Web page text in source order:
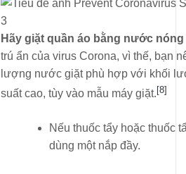
3
Hãy giặt quần áo bằng nước
trú ẩn của virus Corona, vì thế, bạn
lượng nước giặt phù hợp với khối
suất cao, tùy vào mẫu máy giặt. [8]
Nếu thuốc tẩy hoặc thuốc
dùng một nắp đầy.